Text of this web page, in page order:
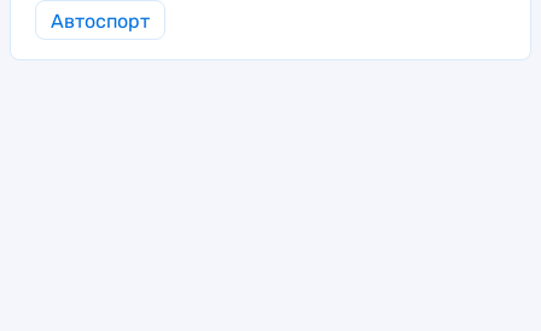
Автоспорт